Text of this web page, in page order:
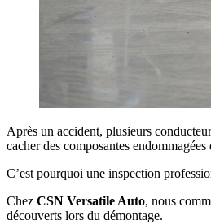
Après un accident, plusieurs
cacher des composantes
C’est pourquoi une inspection
Chez CSN Versatile Auto, nous
découverts lors du démontage.